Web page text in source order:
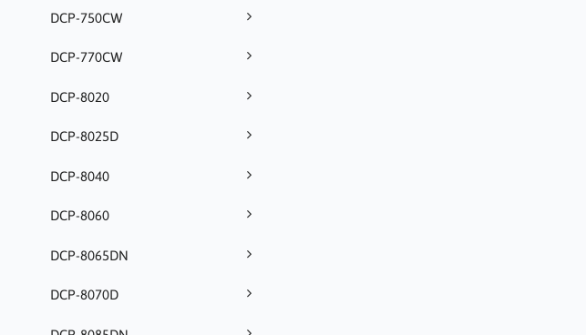
DCP-750CW
DCP-770CW
DCP-8020
DCP-8025D
DCP-8040
DCP-8060
DCP-8065DN
DCP-8070D